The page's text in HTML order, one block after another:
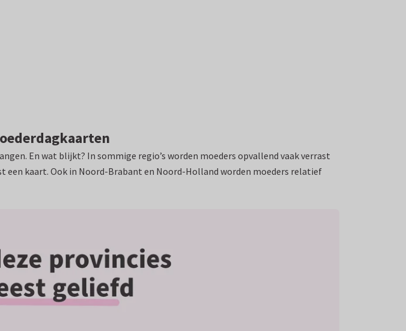
En wat blijkt? In sommige regio’s worden moeders opvallend vaak verrast
een kaart. Ook in Noord-Brabant en Noord-Holland worden moeders relatief